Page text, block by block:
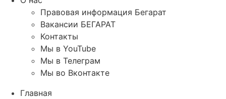
Правовая информация Бегарат
Вакансии БЕГАРАТ
Контакты
Мы в YouTube
Мы в Телеграм
Мы во Вконтакте
Главная